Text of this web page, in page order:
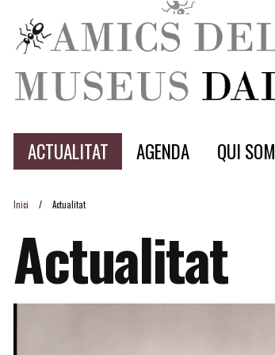
ACTUALITAT AGENDA QUI SOM
Inici Actualitat
Actualitat